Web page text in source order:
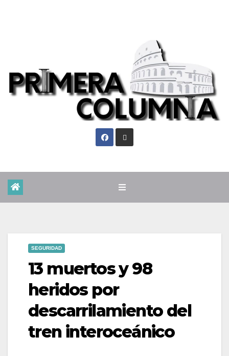
SEGURIDAD
13 muertos y 98
heridos por
descarrilamiento del
tren interoceánico